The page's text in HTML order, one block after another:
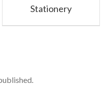
Stationery